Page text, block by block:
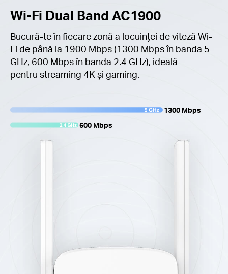
Wi-Fi Dual Band AC1900
Bucură-te în fiecare zonă a locuinței de viteză Wi-
Fi de până la 1900 Mbps (1300 Mbps în banda 5
GHz, 600 Mbps în banda 2.4 GHz), ideală
pentru streaming 4K și gaming.
1300 Mbps
600 Mbps